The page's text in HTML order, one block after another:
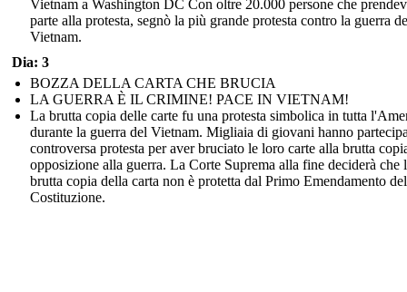
Vietnam a Washington DC Con oltre 20.000 persone che
parte alla protesta, segnò la più grande protesta contro la guerra
Vietnam.
Dia: 3
BOZZA DELLA CARTA CHE BRUCIA
LA GUERRA È IL CRIMINE! PACE IN VIETNAM!
La brutta copia delle carte fu una protesta simbolica in tutta
durante la guerra del Vietnam. Migliaia di giovani hanno
controversa protesta per aver bruciato le loro carte alla brutta
opposizione alla guerra. La Corte Suprema alla fine deciderà che
brutta copia della carta non è protetta dal Primo Emendamento
Costituzione.